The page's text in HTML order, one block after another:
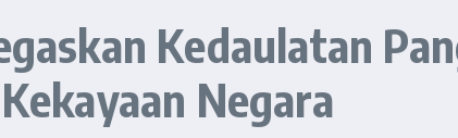
Kedaulatan
Negara